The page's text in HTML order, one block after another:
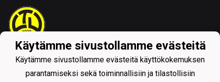
Tietosuojaseloste
Käytämme sivustollamme evästeitä
Käytämme sivustollamme evästeitä käyttökokemuksen
parantamiseksi sekä toiminnallisiin ja tilastollisiin